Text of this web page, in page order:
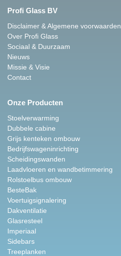
Profi Glass BV
Disclaimer & Algemene voorwaarden
Over Profi Glass
Sociaal & Duurzaam
Nieuws
Missie & Visie
Contact
Onze Producten
Stoelverwarming
Dubbele cabine
Grijs kenteken ombouw
Bedrijfswageninrichting
Scheidingswanden
Laadvloeren en wandbetimmering
Rolstoelbus ombouw
BesteBak
Voertuigsignalering
Dakventilatie
Glasresteel
Imperiaal
Sidebars
Treeplanken